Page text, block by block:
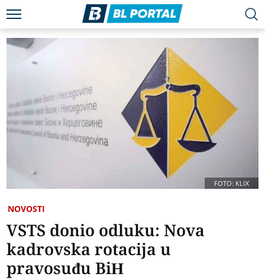
FOTO: KLIX
NOVOSTI
VSTS donio odluku: Nova
kadrovska rotacija u
pravosuđu BiH